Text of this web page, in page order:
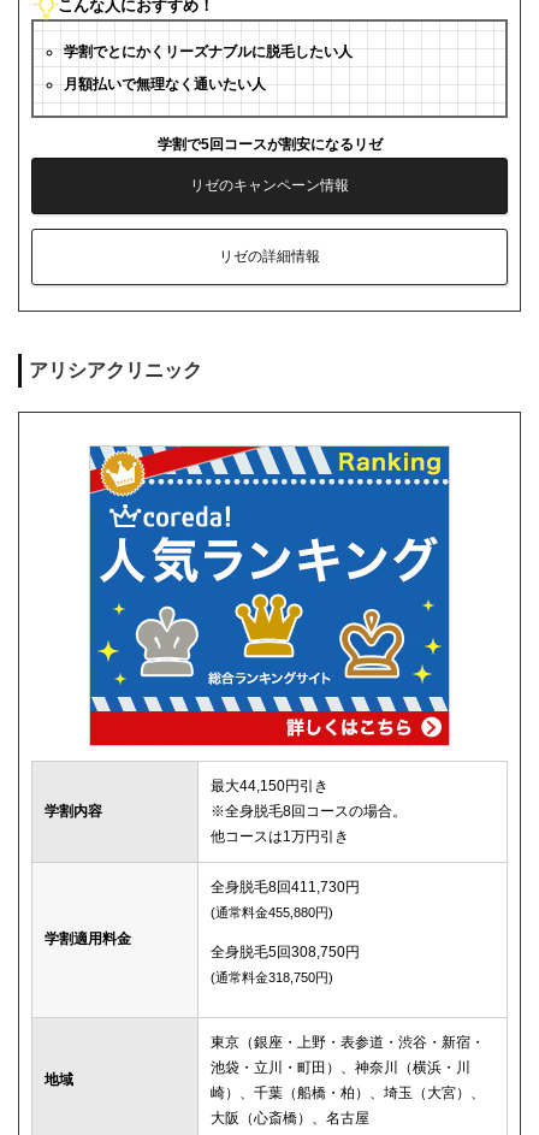
こんな人におすすめ！
学割でとにかくリーズナブルに脱毛したい人
月額払いで無理なく通いたい人
学割で5回コースが割安になるリゼ
リゼのキャンペーン情報
リゼの詳細情報
アリシアクリニック
学割内容
最大44,150円引き
※全身脱毛8回コースの場合。
他コースは1万円引き
学割適用料金
全身脱毛8回411,730円
(通常料金455,880円)
全身脱毛5回308,750円
(通常料金318,750円)
地域
東京（銀座・上野・表参道・渋谷・新宿・
池袋・立川・町田）、神奈川（横浜・川
崎）、千葉（船橋・柏）、埼玉（大宮）、
大阪（心斎橋）、名古屋